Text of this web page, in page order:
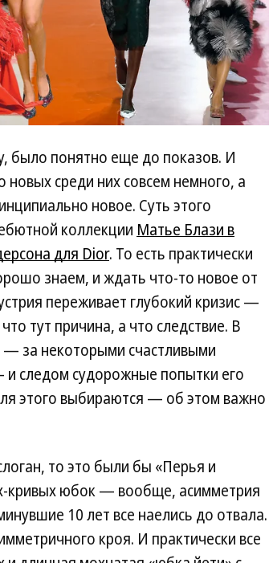
было понятно еще до показов. И
новых среди них совсем немного, а
новое. Суть этого
коллекции Матье Блази в
для Dior. То есть практически
знаем, и ждать что-то новое от
переживает глубокий кризис —
тут причина, а что следствие. В
за некоторыми счастливыми
следом судорожные попытки его
этого выбираются — об этом важно
то это были бы «Перья и
кривых юбок — вообще, асимметрия
10 лет все наелись до отвала.
кроя. И практически все